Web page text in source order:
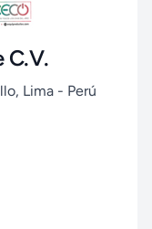
C.V.
Lima - Perú